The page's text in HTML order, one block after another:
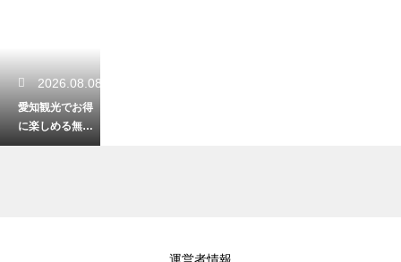
2026.08.08
愛知観光でお得
に楽しめる無料
スポット！安く